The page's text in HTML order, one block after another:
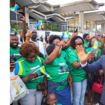
autorité de la Communication (HAC).